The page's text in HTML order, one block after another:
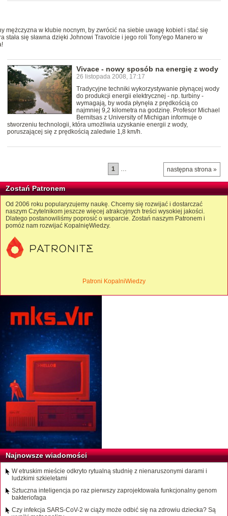
mężczyzna w klubie nocnym, by zwrócić na siebie uwagę kobiet i stać się
stała się sławna dzięki Johnowi Travolcie i jego roli Tony'ego Manero w
Vivace - nowy sposób na energię z wody
26 listopada 2008, 17:17
Tradycyjne techniki wykorzystywanie płynącej wody
do produkcji energii elektrycznej - np. turbiny -
wymagają, by woda płynęła z prędkością co
najmniej 9,2 kilometra na godzinę. Profesor Michael
Bernitsas z University of Michigan informuje o
stworzeniu technologii, która umożliwia uzyskanie energii z wody,
poruszającej się z prędkością zaledwie 1,8 km/h.
następna strona »
1 …
Zostań Patronem
Od 2006 roku popularyzujemy naukę. Chcemy się rozwijać i dostarczać
naszym Czytelnikom jeszcze więcej atrakcyjnych treści wysokiej jakości.
Dlatego postanowiliśmy poprosić o wsparcie. Zostań naszym Patronem i
pomóż nam rozwijać KopalnięWiedzy.
Patroni KopalniWiedzy
Najnowsze wiadomości
W etruskim mieście odkryto rytualną studnię z nienaruszonymi darami i
ludzkimi szkieletami
Sztuczna inteligencja po raz pierwszy zaprojektowała funkcjonalny genom
bakteriofaga
Czy infekcja SARS-CoV-2 w ciąży może odbić się na zdrowiu dziecka? Są